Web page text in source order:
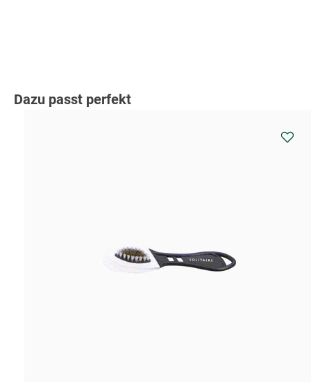
Produktgalerie überspringen
Dazu passt perfekt